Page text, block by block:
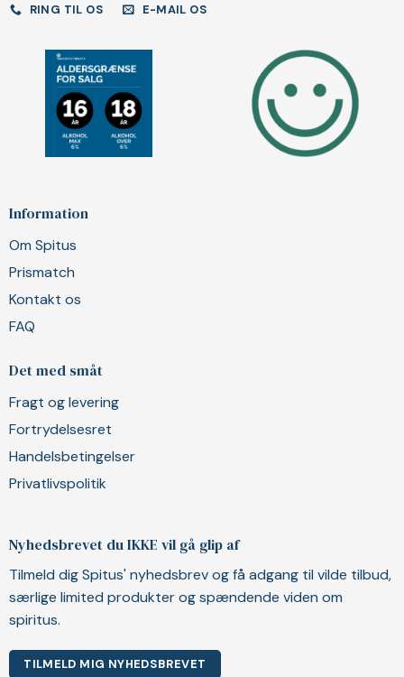
RING TIL OS E-MAIL OS
Information
Om Spitus
Prismatch
Kontakt os
FAQ
Det med småt
Fragt og levering
Fortrydelsesret
Handelsbetingelser
Privatlivspolitik
Nyhedsbrevet du IKKE vil gå glip af
Tilmeld dig Spitus' nyhedsbrev og få adgang til vilde tilbud,
særlige limited produkter og spændende viden om
spiritus.
TILMELD MIG NYHEDSBREVET